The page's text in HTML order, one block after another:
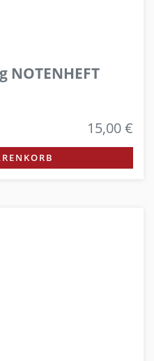
NOTENHEFT
15,00 €